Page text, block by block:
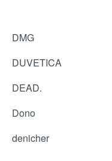
DMG
DUVETICA
DEAD.
Dono
denicher